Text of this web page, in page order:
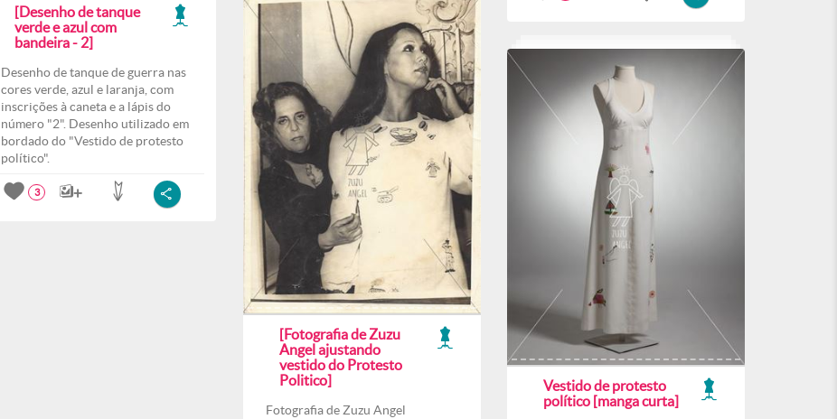
[Desenho de tanque
verde e azul com
bandeira - 2]
Desenho de tanque de guerra nas
cores verde, azul e laranja, com
inscrições à caneta e a lápis do
número "2". Desenho utilizado em
bordado do "Vestido de protesto
político".
3
[Fotografia de Zuzu
Angel ajustando
vestido do Protesto
Politico]
Fotografia de Zuzu Angel
Vestido de protesto
político [manga curta]